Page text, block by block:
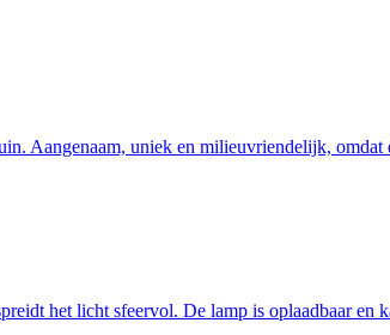
Aangenaam, uniek en milieuvriendelijk,
het licht sfeervol. De lamp is oplaadbaar en